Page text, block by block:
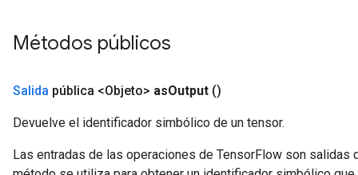
Métodos públicos
Salida pública <Objeto> asOutput ()
Devuelve el identificador simbólico de un tensor.
Las entradas de las operaciones de TensorFlow son salidas